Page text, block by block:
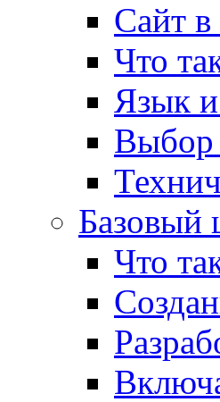
Сайт
Что
Язык
Выбор
Базовый
Что